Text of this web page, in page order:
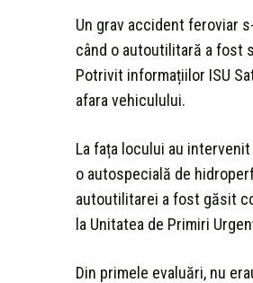
Un grav accident feroviar
când o autoutilitară a fost
Potrivit informațiilor ISU
afara vehiculului.
La fața locului au
o autospecială de
autoutilitarei a fost găsit
la Unitatea de Primiri
Din primele evaluări, nu